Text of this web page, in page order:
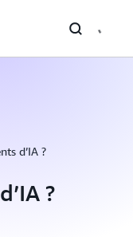
d’IA ?
?